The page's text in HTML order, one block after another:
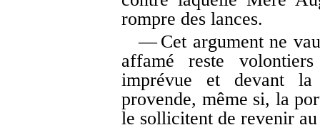
rompre des lances.
— Cet argument ne
affamé reste
imprévue et devant
provende, même si, la
le sollicitent de revenir